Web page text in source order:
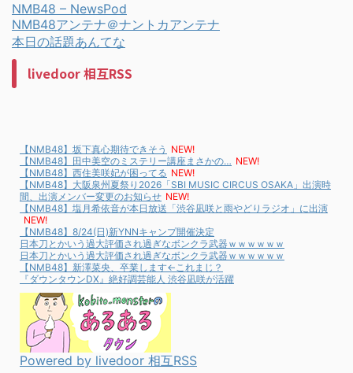
NMB48 – NewsPod
NMB48アンテナ＠ナントカアンテナ
本日の話題あんてな
livedoor 相互RSS
【NMB48】坂下真心期待できそう NEW!
【NMB48】田中美空のミステリー講座まさかの… NEW!
【NMB48】西住美咲妃が困ってる NEW!
【NMB48】大阪泉州夏祭り2026「SBI MUSIC CIRCUS OSAKA」出演時
間、出演メンバー変更のお知らせ NEW!
【NMB48】塩月希依音が本日放送「渋谷凪咲と雨やどりラジオ」に出演
NEW!
【NMB48】8/24(日)新YNNキャンプ開催決定
日本刀とかいう過大評価され過ぎなボンクラ武器ｗｗｗｗｗｗ
日本刀とかいう過大評価され過ぎなボンクラ武器ｗｗｗｗｗｗ
【NMB48】新澤菜央、卒業します←これまじ？
『ダウンタウンDX』絶好調芸能人 渋谷凪咲が活躍
Powered by livedoor 相互RSS